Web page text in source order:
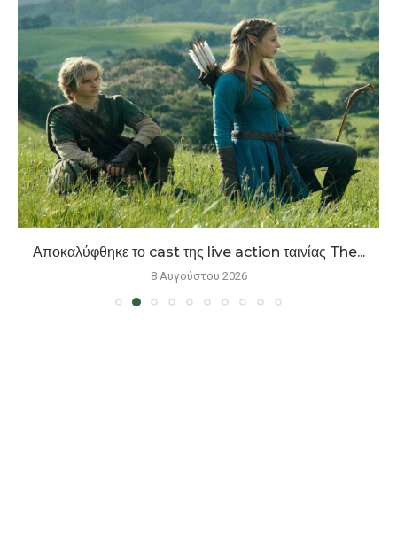
Αποκαλύφθηκε το cast της live action ταινίας The...
8 Αυγούστου 2026